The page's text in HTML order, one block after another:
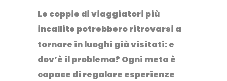
Le coppie di viaggiatori più
incallite potrebbero ritrovarsi a
tornare in luoghi già visitati: e
dov’è il problema? Ogni meta è
capace di regalare esperienze